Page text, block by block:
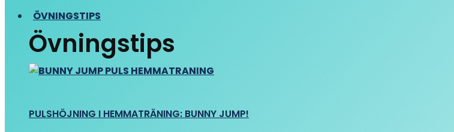
ÖVNINGSTIPS
Övningstips
PULSHÖJNING I HEMMATRÄNING: BUNNY JUMP!